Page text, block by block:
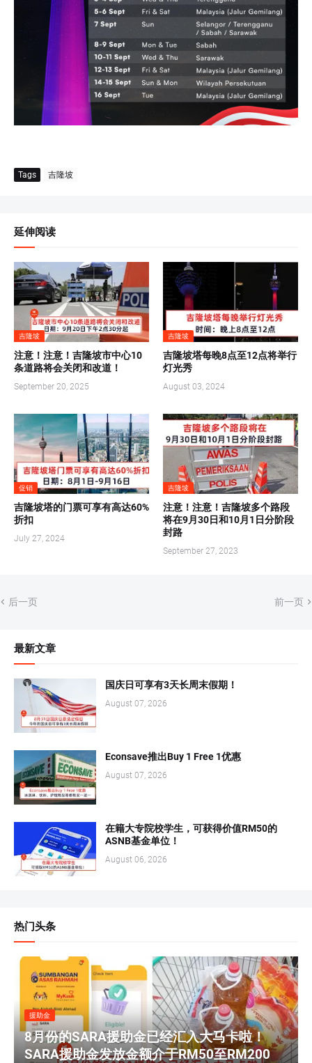
Tags 吉隆坡
延伸阅读
吉隆坡
注意！注意！吉隆坡市中心10
条道路将会关闭和改道！
September 20, 2025
吉隆坡
吉隆坡塔每晚8点至12点将举行
灯光秀
August 03, 2024
促销
吉隆坡塔的门票可享有高达60%
折扣
July 27, 2024
吉隆坡
注意！注意！吉隆坡多个路段
将在9月30日和10月1日分阶段
封路
September 27, 2023
后一页 前一页
最新文章
国庆日可享有3天长周末假期！
August 07, 2026
Econsave推出Buy 1 Free 1优惠
August 07, 2026
在籍大专院校学生，可获得价值RM50的
ASNB基金单位！
August 06, 2026
热门头条
援助金
8月份的SARA援助金已经汇入大马卡啦！
SARA援助金发放金额介于RM50至RM200